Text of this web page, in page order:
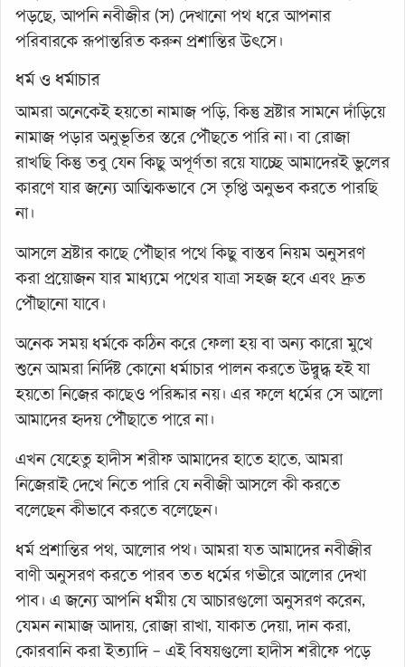
পড়ছে, আপনি নবীজীর (স) দেখানো পথ ধরে আপনার
পরিবারকে রূপান্তরিত করুন প্রশান্তির উৎসে।
ধর্ম ও ধর্মাচার
আমরা অনেকেই হয়তো নামাজ পড়ি, কিন্তু স্রষ্টার সামনে দাঁড়িয়ে
নামাজ পড়ার অনুভূতির স্তরে পৌঁছতে পারি না। বা রোজা
রাখছি কিন্তু তবু যেন কিছু অপূর্ণতা রয়ে যাচ্ছে আমাদেরই ভুলের
কারণে যার জন্যে আত্মিকভাবে সে তৃপ্তি অনুভব করতে পারছি
না।
আসলে স্রষ্টার কাছে পৌঁছার পথে কিছু বাস্তব নিয়ম অনুসরণ
করা প্রয়োজন যার মাধ্যমে পথের যাত্রা সহজ হবে এবং দ্রুত
পৌঁছানো যাবে।
অনেক সময় ধর্মকে কঠিন করে ফেলা হয় বা অন্য কারো মুখে
শুনে আমরা নির্দিষ্ট কোনো ধর্মাচার পালন করতে উদ্বুদ্ধ হই যা
হয়তো নিজের কাছেও পরিষ্কার নয়। এর ফলে ধর্মের সে আলো
আমাদের হৃদয় পৌঁছাতে পারে না।
এখন যেহেতু হাদীস শরীফ আমাদের হাতে হাতে, আমরা
নিজেরাই দেখে নিতে পারি যে নবীজী আসলে কী করতে
বলেছেন কীভাবে করতে বলেছেন।
ধর্ম প্রশান্তির পথ, আলোর পথ। আমরা যত আমাদের নবীজীর
বাণী অনুসরণ করতে পারব তত ধর্মের গভীরে আলোর দেখা
পাব। এ জন্যে আপনি ধর্মীয় যে আচারগুলো অনুসরণ করেন,
যেমন নামাজ আদায়, রোজা রাখা, যাকাত দেয়া, দান করা,
কোরবানি করা ইত্যাদি – এই বিষয়গুলো হাদীস শরীফে পড়ে